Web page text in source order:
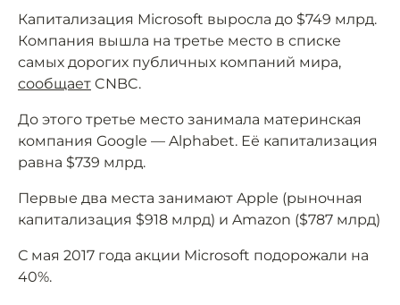
Капитализация Microsoft выросла до $749 млрд.
Компания вышла на третье место в списке
самых дорогих публичных компаний мира,
сообщает CNBC.
До этого третье место занимала материнская
компания Google — Alphabet. Её капитализация
равна $739 млрд.
Первые два места занимают Apple (рыночная
капитализация $918 млрд) и Amazon ($787 млрд)
С мая 2017 года акции Microsoft подорожали на
40%.